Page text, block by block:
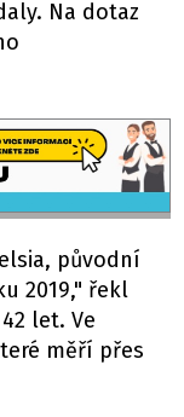
Na dotaz
původní
2019," řekl
let. Ve
měří přes